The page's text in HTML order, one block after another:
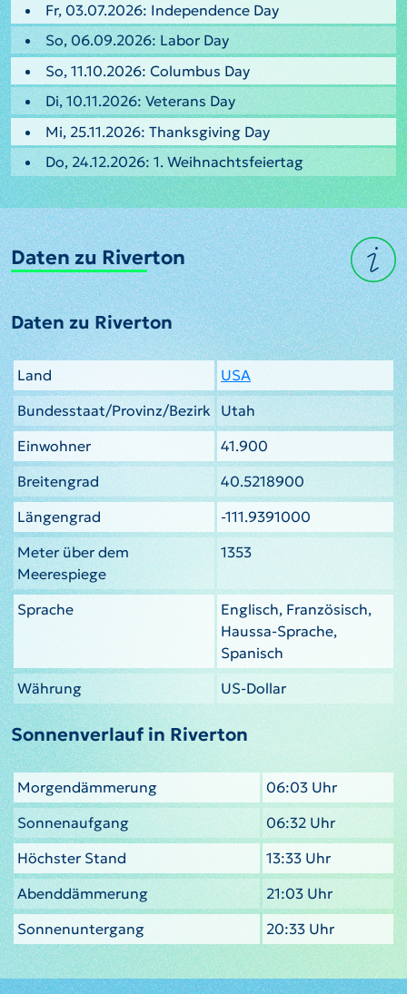
Fr, 03.07.2026: Independence Day
So, 06.09.2026: Labor Day
So, 11.10.2026: Columbus Day
Di, 10.11.2026: Veterans Day
Mi, 25.11.2026: Thanksgiving Day
Do, 24.12.2026: 1. Weihnachtsfeiertag
Daten zu Riverton
Daten zu Riverton
Land
USA
Bundesstaat/Provinz/Bezirk Utah
Einwohner
41.900
Breitengrad
40.5218900
Längengrad
-111.9391000
Meter über dem
Meerespiege
1353
Sprache
Englisch, Französisch,
Haussa-Sprache,
Spanisch
Währung
US-Dollar
Sonnenverlauf in Riverton
Morgendämmerung
06:03 Uhr
Sonnenaufgang
06:32 Uhr
Höchster Stand
13:33 Uhr
Abenddämmerung
21:03 Uhr
Sonnenuntergang
20:33 Uhr